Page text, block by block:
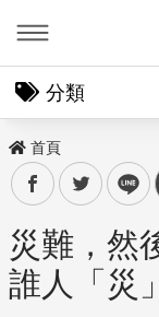
分類
首頁
facebooktwitter line
災難，然
誰人「災」